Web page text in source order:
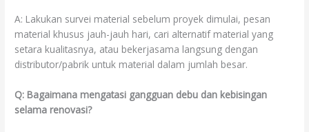
A: Lakukan survei material sebelum proyek dimulai, pesan
material khusus jauh-jauh hari, cari alternatif material yang
setara kualitasnya, atau bekerjasama langsung dengan
distributor/pabrik untuk material dalam jumlah besar.
Q: Bagaimana mengatasi gangguan debu dan kebisingan
selama renovasi?